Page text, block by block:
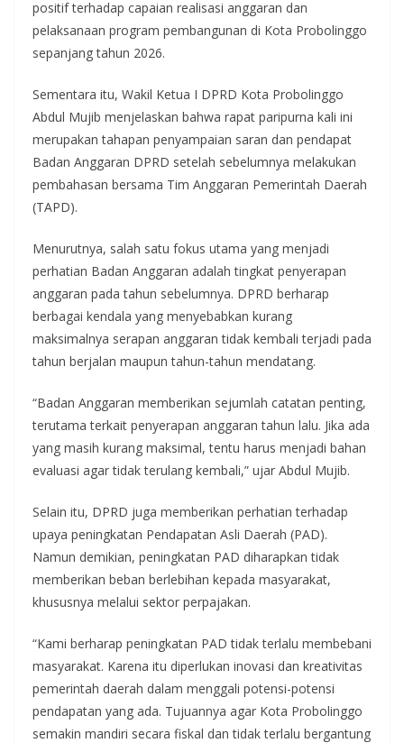
positif terhadap capaian realisasi anggaran dan
pelaksanaan program pembangunan di Kota Probolinggo
sepanjang tahun 2026.
Sementara itu, Wakil Ketua I DPRD Kota Probolinggo
Abdul Mujib menjelaskan bahwa rapat paripurna kali ini
merupakan tahapan penyampaian saran dan pendapat
Badan Anggaran DPRD setelah sebelumnya melakukan
pembahasan bersama Tim Anggaran Pemerintah Daerah
(TAPD).
Menurutnya, salah satu fokus utama yang menjadi
perhatian Badan Anggaran adalah tingkat penyerapan
anggaran pada tahun sebelumnya. DPRD berharap
berbagai kendala yang menyebabkan kurang
maksimalnya serapan anggaran tidak kembali terjadi pada
tahun berjalan maupun tahun-tahun mendatang.
“Badan Anggaran memberikan sejumlah catatan penting,
terutama terkait penyerapan anggaran tahun lalu. Jika ada
yang masih kurang maksimal, tentu harus menjadi bahan
evaluasi agar tidak terulang kembali,” ujar Abdul Mujib.
Selain itu, DPRD juga memberikan perhatian terhadap
upaya peningkatan Pendapatan Asli Daerah (PAD).
Namun demikian, peningkatan PAD diharapkan tidak
memberikan beban berlebihan kepada masyarakat,
khususnya melalui sektor perpajakan.
“Kami berharap peningkatan PAD tidak terlalu membebani
masyarakat. Karena itu diperlukan inovasi dan kreativitas
pemerintah daerah dalam menggali potensi-potensi
pendapatan yang ada. Tujuannya agar Kota Probolinggo
semakin mandiri secara fiskal dan tidak terlalu bergantung